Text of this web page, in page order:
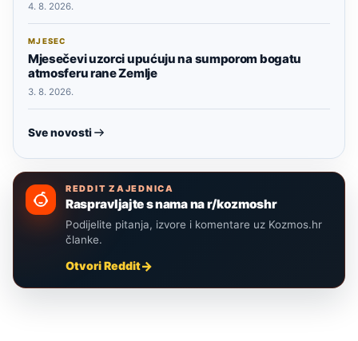
4. 8. 2026.
MJESEC
Mjesečevi uzorci upućuju na sumporom bogatu
atmosferu rane Zemlje
3. 8. 2026.
Sve novosti
REDDIT ZAJEDNICA
Raspravljajte s nama na r/kozmoshr
Podijelite pitanja, izvore i komentare uz Kozmos.hr
članke.
Otvori Reddit